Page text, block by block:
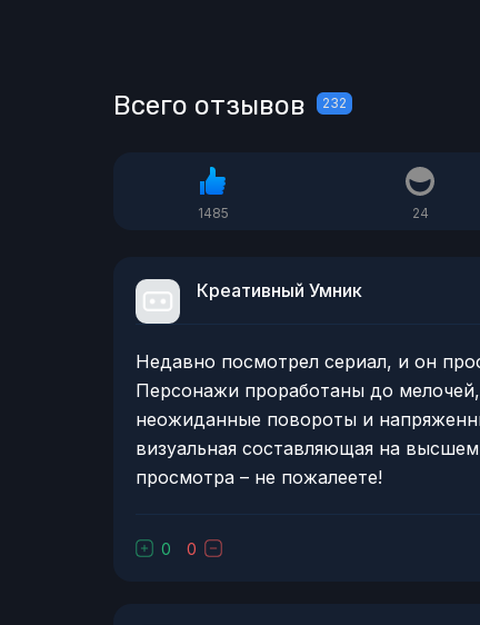
Всего отзывов 232
1485 24
Креативный Умник
Недавно посмотрел сериал, и он
Персонажи проработаны до
неожиданные повороты и
визуальная составляющая на
просмотра – не пожалеете!
0 0